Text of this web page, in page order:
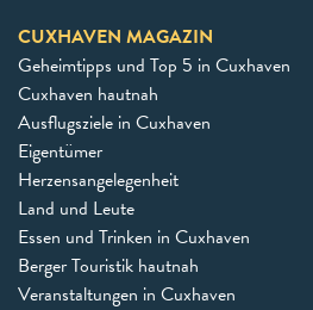
CUXHAVEN MAGAZIN
Geheimtipps und Top 5 in Cuxhaven
Cuxhaven hautnah
Ausflugsziele in Cuxhaven
Eigentümer
Herzensangelegenheit
Land und Leute
Essen und Trinken in Cuxhaven
Berger Touristik hautnah
Veranstaltungen in Cuxhaven